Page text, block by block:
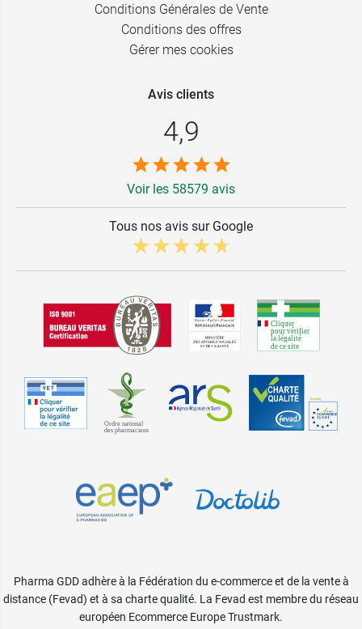
Conditions Générales de Vente
Conditions des offres
Gérer mes cookies
Avis clients
4,9
Voir les 58579 avis
Tous nos avis sur Google
Pharma GDD adhère à la Fédération du e-commerce et de la vente à
distance (Fevad) et à sa charte qualité. La Fevad est membre du réseau
européen Ecommerce Europe Trustmark.